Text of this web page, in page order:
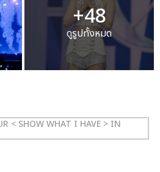
+48
ดูรูปทั้งหมด
< SHOW WHAT I HAVE > IN